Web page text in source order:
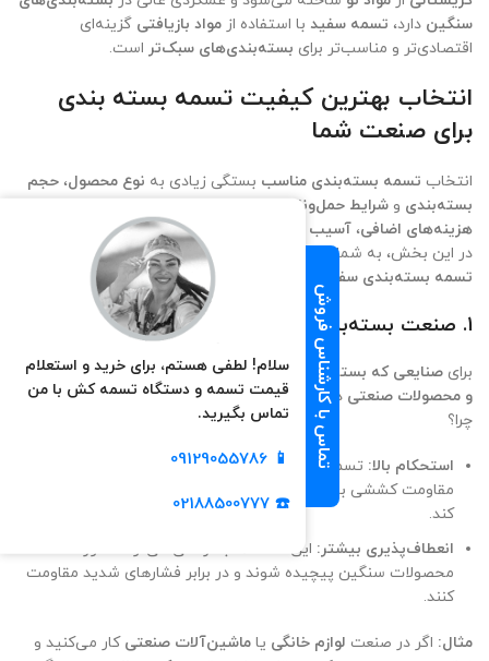
سنگین دارد، تسمه سفید با استفاده از مواد بازیافتی گزینه‌ای
اقتصادی‌تر و مناسب‌تر برای بسته‌بندی‌های سبک‌تر است.
انتخاب بهترین کیفیت تسمه بسته‌ بندی
برای صنعت شما
انتخاب تسمه بسته‌بندی مناسب بستگی زیادی به نوع محصول، حجم
بسته‌بندی و شرایط حمل‌ونقل
هزینه‌های اضافی، آسیب به کالا کاهش کارایی بسته‌بندی
در این بخش، به شما کمک می‌کنیم که
تسمه بسته‌بندی کریستالی
تسمه بسته‌بندی سفید
را بر اساس نیاز صنعت خود انتخاب کنید.
1. صنعت بسته‌بندی‌های سنگین و حساس
برای صنایعی که بسته‌بندی‌های سنگینمانندمواد غذایی، لوازم خانگی
و محصولات صنعتی دارند، تسمه کریستالیمعمولاً انتخاب بهتری است.
چرا؟
استحکام بالا: تسمه کریستالی به دلیل مواد نو
مقاومت کششی بالاتری دارد که می‌تواند وزن‌های بیشتر را تحمل
کند.
انعطاف‌پذیری بیشتر: این تسمه‌ها به راحتی می‌توانند دور
محصولات سنگین پیچیده شوند و در برابر فشارهای شدید مقاومت
کنند.
مثال: اگر در صنعت لوازم خانگی یا ماشین‌آلات صنعتی کار می‌کنید و
تماس با کارشناس فروش
سلام! لطفی هستم، برای خرید و استعلام
قیمت تسمه و دستگاه تسمه کش با من
تماس بگیرید.
📱
09129055786
☎️ 02188500777